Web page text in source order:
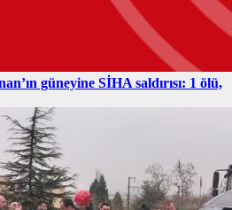
güneyine SİHA saldırısı: 1 ölü,